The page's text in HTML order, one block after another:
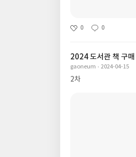
0 0
2024 도서관 책 구
gaoneum 2024-04-15
2차